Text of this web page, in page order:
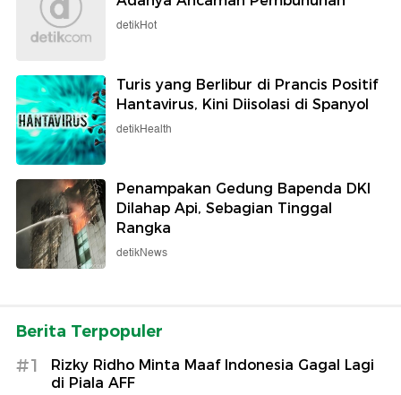
detikHot
Turis yang Berlibur di Prancis Positif
Hantavirus, Kini Diisolasi di Spanyol
detikHealth
Penampakan Gedung Bapenda DKI
Dilahap Api, Sebagian Tinggal
Rangka
detikNews
Berita Terpopuler
#1
Rizky Ridho Minta Maaf Indonesia Gagal Lagi
di Piala AFF